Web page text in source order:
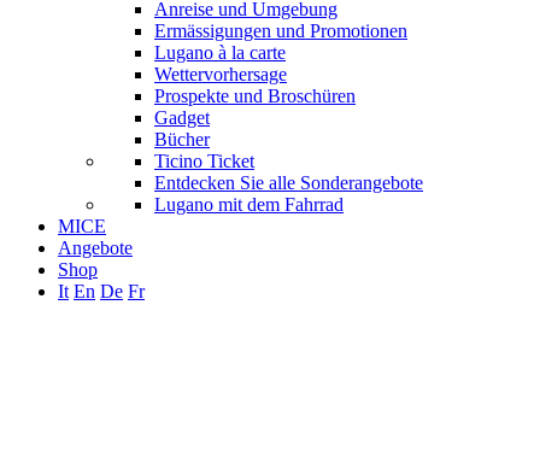
Anreise und Umgebung
Ermässigungen und Promotionen
Lugano à la carte
Wettervorhersage
Prospekte und Broschüren
Gadget
Bücher
Ticino Ticket
Entdecken Sie alle Sonderangebote
Lugano mit dem Fahrrad
MICE
Angebote
Shop
It En De Fr